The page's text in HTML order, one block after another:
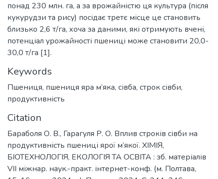
понад 230 млн. га, а за врожайністю ця культура (після
кукурудзи та рису) посідає третє місце це становить
близько 2,6 т/га, хоча за даними, які отримують вчені,
потенціал урожайності пшениці може становити 20,0-
30,0 т/га [1].
Keywords
Пшениця, пшениця яра м’яка, сівба, строк сівби,
продуктивність
Citation
Бараболя О. В., Гарагуля Р. О. Вплив строків сівби на
продуктивність пшениці ярої м’якої. ХІМІЯ,
БІОТЕХНОЛОГІЯ, ЕКОЛОГІЯ ТА ОСВІТА : зб. матеріалів
VII міжнар. наук.-практ. інтернет-конф. (м. Полтава,